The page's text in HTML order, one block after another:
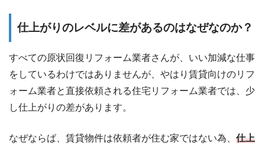
仕上がりのレベルに差があるのはなぜなのか？
すべての原状回復リフォーム業者さんが、いい加減な仕事
をしているわけではありませんが、やはり賃貸向けのリフ
ォーム業者と直接依頼される住宅リフォーム業者では、少
し仕上がりの差があります。
なぜならば、賃貸物件は依頼者が住む家ではない為、 仕上